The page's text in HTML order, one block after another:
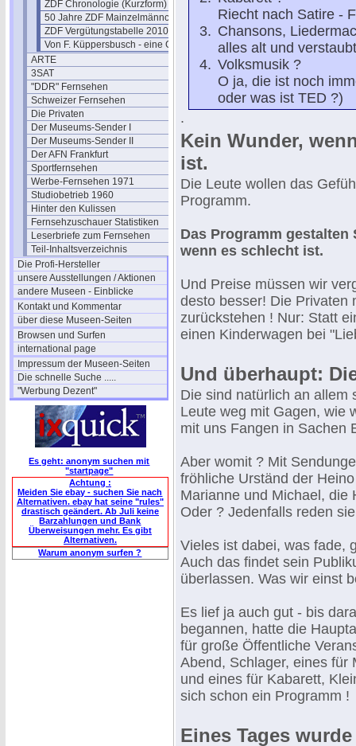
ZDF Chronologie (Kurzform)
50 Jahre ZDF Mainzelmännchen
ZDF Vergütungstabelle 2010
Von F. Küppersbusch - eine Glosse ?
ARTE
3SAT
"DDR" Fernsehen
Schweizer Fernsehen
Die Privaten
Der Museums-Sender I
Der Museums-Sender II
Der AFN Frankfurt
Sportfernsehen
Werbe-Fernsehen 1971
Studiobetrieb 1960
Hinter den Kulissen
Fernsehzuschauer Statistiken
Leserbriefe zum Fernsehen
Teil-Inhaltsverzeichnis
Die Profi-Hersteller
unsere Ausstellungen / Aktionen
andere Museen - Einblicke
Kontakt und Kommentar
über diese Museen-Seiten
Browsen und Surfen
international page
Impressum der Museen-Seiten
Die schnelle Suche .....
"Werbung Dezent"
Es geht: anonym suchen mit
"startpage"
Achtung :
Meiden Sie ebay - suchen Sie nach
Alternativen. ebay hat seine "rules"
drastisch geändert. Ab Juli keine
Barzahlungen und Bank
Überweisungen mehr. Es gibt
Alternativen.
Warum anonym surfen ?
Riecht nach Satire -
Chansons,
alles alt und
Volksmusik ?
O ja, die ist noch
oder was ist TED ?)
.
Kein Wunder,
ist.
Die Leute wollen das
Programm.
Das Programm gestalten
wenn es schlecht ist.
Und Preise müssen wir
desto besser! Die Privaten
zurückstehen ! Nur: Statt
einen Kinderwagen bei
Und überhaupt:
Die sind natürlich an allem
Leute weg mit Gagen, wie
mit uns Fangen in Sachen
Aber womit ? Mit
fröhliche Urständ der
Marianne und Michael, die
Oder ? Jedenfalls reden
Vieles ist dabei, was fade,
Auch das findet sein
überlassen. Was wir einst
Es lief ja auch gut - bis
begannen, hatte die
für große Öffentliche
Abend, Schlager, eines für
und eines für Kabarett,
sich schon ein Programm !
Eines Tages